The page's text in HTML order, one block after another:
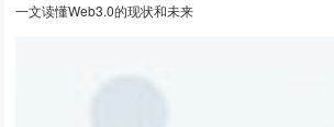
一文读懂Web3.0的现状和未来